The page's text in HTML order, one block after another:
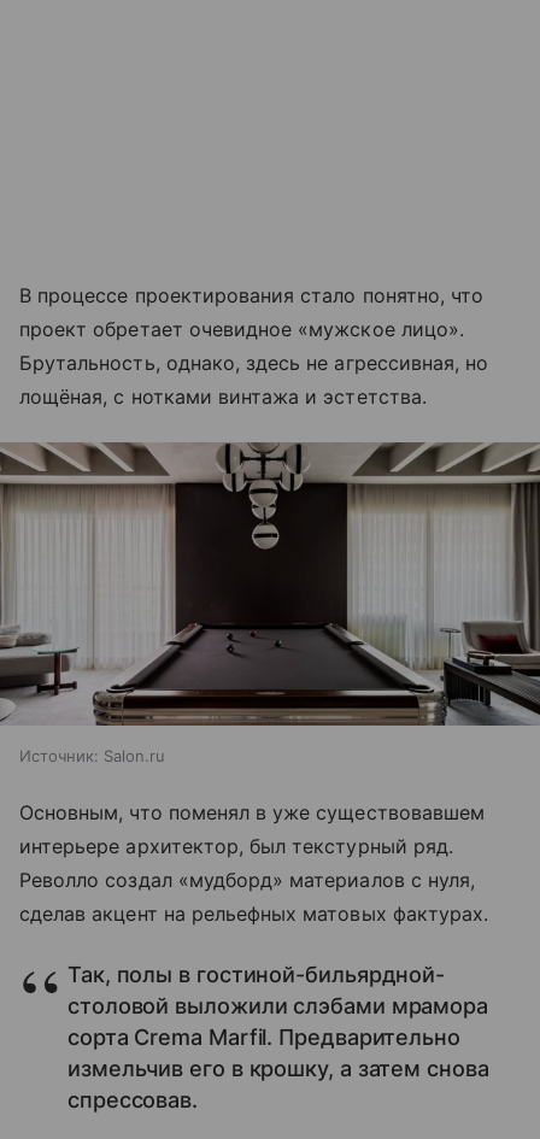
В процессе проектирования стало понятно, что
проект обретает очевидное «мужское лицо».
Брутальность, однако, здесь не агрессивная, но
лощёная, с нотками винтажа и эстетства.
Источник: Salon.ru
Основным, что поменял в уже существовавшем
интерьере архитектор, был текстурный ряд.
Револло создал «мудборд» материалов с нуля,
сделав акцент на рельефных матовых фактурах.
Так, полы в гостиной-бильярдной-
столовой выложили слэбами мрамора
сорта Crema Marfil. Предварительно
измельчив его в крошку, а затем снова
спрессовав.